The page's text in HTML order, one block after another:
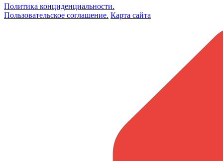
Политика конциденциальности.
Пользовательское соглашение. Карта сайта